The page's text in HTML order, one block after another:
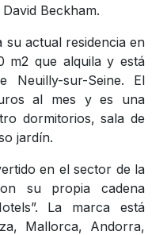
Beckham.
su actual residencia en
m2 que alquila y está
Neuilly-sur-Seine. El
al mes y es una
dormitorios, sala de
jardín.
en el sector de la
su propia cadena
La marca está
Mallorca, Andorra,